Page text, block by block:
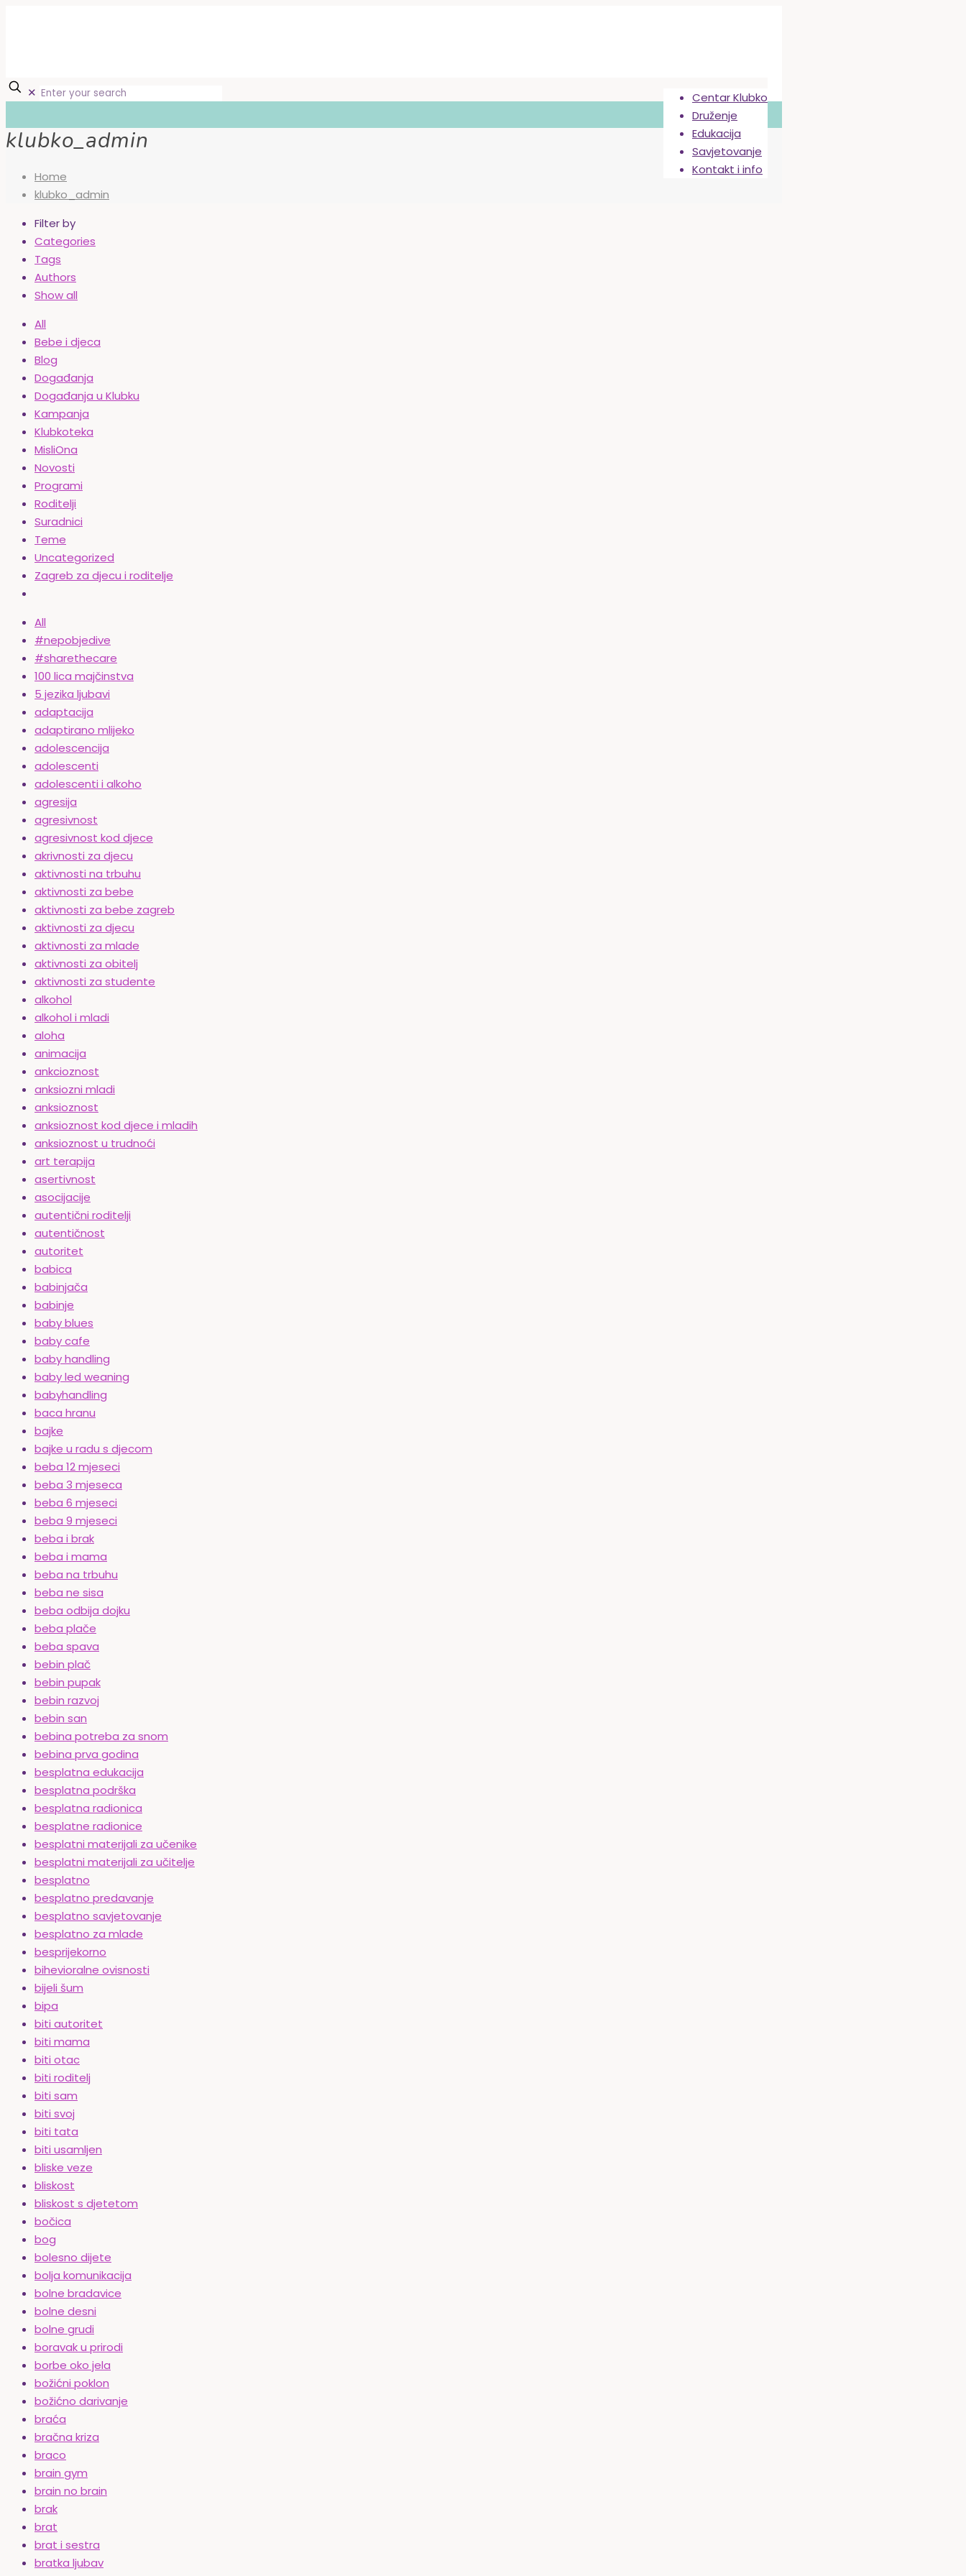
Centar Klubko
Druženje
Edukacija
Savjetovanje
Kontakt i info
✕
klubko_admin
Home
klubko_admin
Filter by
Categories
Tags
Authors
Show all
All
Bebe i djeca
Blog
Događanja
Događanja u Klubku
Kampanja
Klubkoteka
MisliOna
Novosti
Programi
Roditelji
Suradnici
Teme
Uncategorized
Zagreb za djecu i roditelje
All
#nepobjedive
#sharethecare
100 lica majčinstva
5 jezika ljubavi
adaptacija
adaptirano mlijeko
adolescencija
adolescenti
adolescenti i alkoho
agresija
agresivnost
agresivnost kod djece
akrivnosti za djecu
aktivnosti na trbuhu
aktivnosti za bebe
aktivnosti za bebe zagreb
aktivnosti za djecu
aktivnosti za mlade
aktivnosti za obitelj
aktivnosti za studente
alkohol
alkohol i mladi
aloha
animacija
ankcioznost
anksiozni mladi
anksioznost
anksioznost kod djece i mladih
anksioznost u trudnoći
art terapija
asertivnost
asocijacije
autentični roditelji
autentičnost
autoritet
babica
babinjača
babinje
baby blues
baby cafe
baby handling
baby led weaning
babyhandling
baca hranu
bajke
bajke u radu s djecom
beba 12 mjeseci
beba 3 mjeseca
beba 6 mjeseci
beba 9 mjeseci
beba i brak
beba i mama
beba na trbuhu
beba ne sisa
beba odbija dojku
beba plače
beba spava
bebin plač
bebin pupak
bebin razvoj
bebin san
bebina potreba za snom
bebina prva godina
besplatna edukacija
besplatna podrška
besplatna radionica
besplatne radionice
besplatni materijali za učenike
besplatni materijali za učitelje
besplatno
besplatno predavanje
besplatno savjetovanje
besplatno za mlade
besprijekorno
bihevioralne ovisnosti
bijeli šum
bipa
biti autoritet
biti mama
biti otac
biti roditelj
biti sam
biti svoj
biti tata
biti usamljen
bliske veze
bliskost
bliskost s djetetom
bočica
bog
bolesno dijete
bolja komunikacija
bolne bradavice
bolne desni
bolne grudi
boravak u prirodi
borbe oko jela
božićni poklon
božićno darivanje
braća
bračna kriza
braco
brain gym
brain no brain
brak
brat
brat i sestra
bratka ljubav